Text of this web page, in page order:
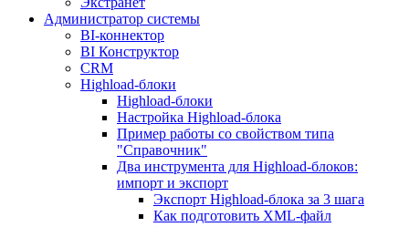
Администратор системы
BI-коннектор
BI Конструктор
CRM
Highload-блоки
Highload-блоки
Настройка Highload-блока
Пример работы со свойством типа
"Справочник"
Два инструмента для Highload-блоков:
импорт и экспорт
Экспорт Highload-блока за 3 шага
Как подготовить XML-файл